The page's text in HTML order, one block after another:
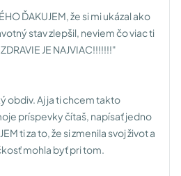
ĎAKUJEM, že si mi ukázal ako
stav zlepšil, neviem čo viac ti
JE NAJVIAC!!!!!!!"
obdiv. Aj ja ti chcem takto
príspevky čítaš, napísať jedno
ti za to, že si zmenila svoj život a
mohla byť pri tom.